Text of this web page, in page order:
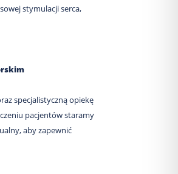
stymulacji serca,
specjalistyczną opiekę
pacjentów staramy
aby zapewnić